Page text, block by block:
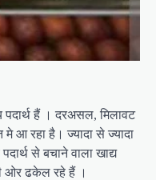
पदार्थ हैं । दरअसल, मिलावट
आ रहा है। ज्यादा से ज्यादा
से बचाने वाला खाद्य
ओर ढकेल रहे हैं ।